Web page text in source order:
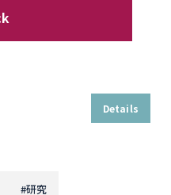
Details
#研究